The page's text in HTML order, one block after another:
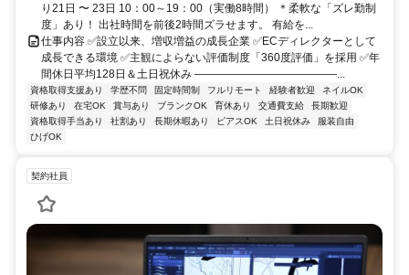
り21日 〜 23日 10：00～19：00（実働8時間） ＊柔軟な「ズレ勤制
度」あり！ 出社時間を前後2時間ズラせます。 有給を...
仕事内容 ✅設立以来、増収増益の成長企業 ✅ECディレクターとして
成長できる環境 ✅主観によらない評価制度「360度評価」を採用 ✅年
間休日平均128日＆土日祝休み ―――――――――――――...
資格取得支援あり 学歴不問 固定時間制 フルリモート 経験者歓迎
ネイルOK
研修あり
在宅OK 賞与あり ブランクOK 育休あり 交通費支給
長期歓迎
資格取得手当あり
社割あり 長期休暇あり ピアスOK 土日祝休み
服装自由
ひげOK
契約社員